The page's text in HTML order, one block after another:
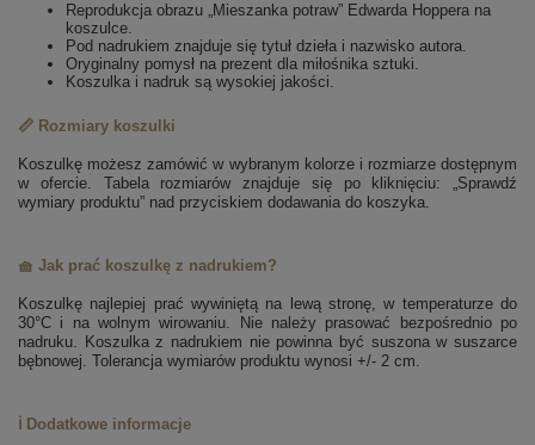
Reprodukcja obrazu „Mieszanka potraw” Edwarda Hoppera na
koszulce.
Pod nadrukiem znajduje się tytuł dzieła i nazwisko autora.
Oryginalny pomysł na prezent dla miłośnika sztuki.
Koszulka i nadruk są wysokiej jakości.
📏 Rozmiary koszulki
Koszulkę możesz zamówić w wybranym kolorze i rozmiarze dostępnym
w ofercie. Tabela rozmiarów znajduje się po kliknięciu: „Sprawdź
wymiary produktu” nad przyciskiem dodawania do koszyka.
🧺 Jak prać koszulkę z nadrukiem?
Koszulkę najlepiej prać wywiniętą na lewą stronę, w temperaturze do
30°C i na wolnym wirowaniu. Nie należy prasować bezpośrednio po
nadruku. Koszulka z nadrukiem nie powinna być suszona w suszarce
bębnowej. Tolerancja wymiarów produktu wynosi +/- 2 cm.
ℹ️ Dodatkowe informacje